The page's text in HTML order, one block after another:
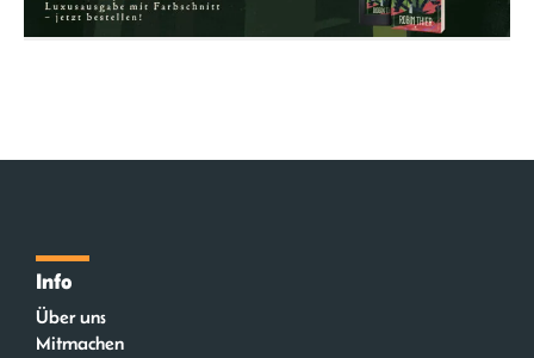
Info
Über uns
Mitmachen